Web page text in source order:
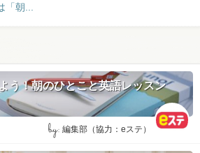
朝...
う！朝のひとこと英語レッスン
by: 編集部（協力：eステ）